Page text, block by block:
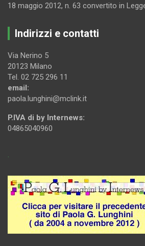
18 maggio 2012, n. 63 convertito in
Indirizzi e contatti
Via Nerino 5
20123 Milano
Tel. 02 725 296 11
email:
paola.lunghini@mclink.it
P.IVA di by Internews:
04865040960
.